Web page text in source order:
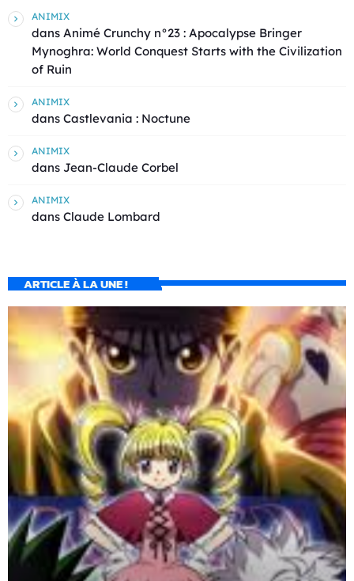
ANIMIX
dans Animé Crunchy n°23 : Apocalypse Bringer
Mynoghra: World Conquest Starts with the Civilization
of Ruin
ANIMIX
dans Castlevania : Noctune
ANIMIX
dans Jean-Claude Corbel
ANIMIX
dans Claude Lombard
ARTICLE À LA UNE !